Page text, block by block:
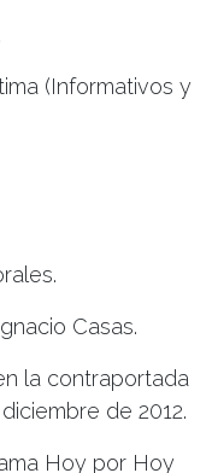
(Informativos y
Casas.
la contraportada
de 2012.
Hoy por Hoy